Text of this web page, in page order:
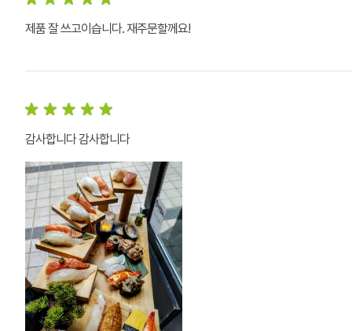
제품 잘 쓰고이습니다. 재주문할께요!
감사합니다 감사합니다